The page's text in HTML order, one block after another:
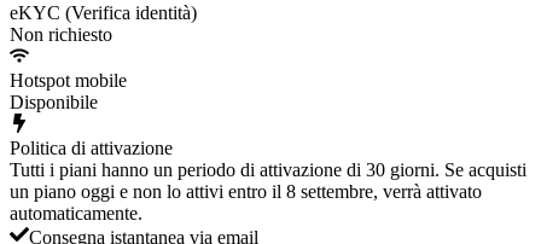
eKYC (Verifica identità)
Non richiesto
Hotspot mobile
Disponibile
Politica di attivazione
Tutti i piani hanno un periodo di attivazione di 30 giorni. Se acquisti
un piano oggi e non lo attivi entro il 8 settembre, verrà attivato
automaticamente.
Consegna istantanea via email